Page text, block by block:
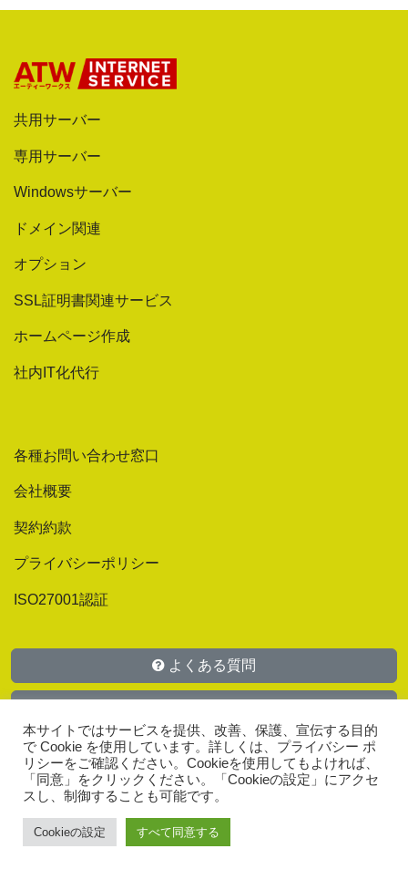
共用サーバー
専用サーバー
Windowsサーバー
ドメイン関連
オプション
SSL証明書関連サービス
ホームページ作成
社内IT化代行
各種お問い合わせ窓口
会社概要
契約約款
プライバシーポリシー
ISO27001認証
よくある質問
お問い合わせ
本サイトではサービスを提供、改善、保護、宣伝する目的
で Cookie を使用しています。詳しくは、プライバシー ポ
リシーをご確認ください。Cookieを使用してもよければ、
「同意」をクリックください。「Cookieの設定」にアクセ
スし、制御することも可能です。
Cookieの設定 すべて同意する